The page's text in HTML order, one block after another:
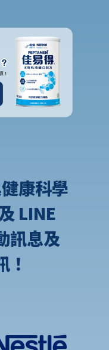
康科學
LINE
訊息及
！